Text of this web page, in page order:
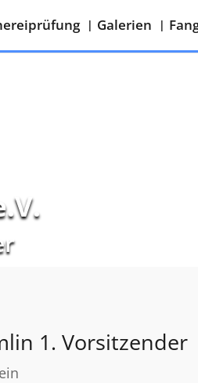
Galerien
1. Vorsitzender